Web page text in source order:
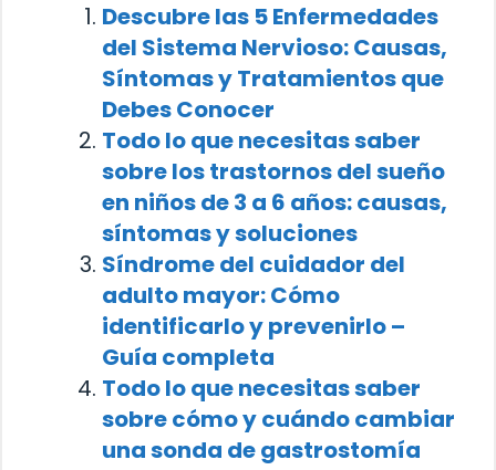
Descubre las 5 Enfermedades
del Sistema Nervioso: Causas,
Síntomas y Tratamientos que
Debes Conocer
Todo lo que necesitas saber
sobre los trastornos del sueño
en niños de 3 a 6 años: causas,
síntomas y soluciones
Síndrome del cuidador del
adulto mayor: Cómo
identificarlo y prevenirlo –
Guía completa
Todo lo que necesitas saber
sobre cómo y cuándo cambiar
una sonda de gastrostomía